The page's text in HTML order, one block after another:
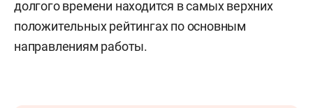
долгого времени находится в самых верхних
положительных рейтингах по основным
направлениям работы.